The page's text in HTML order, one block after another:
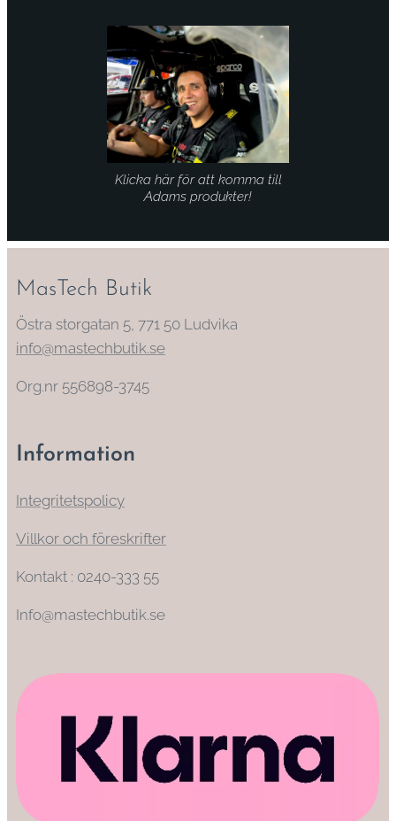
Klicka här för att komma till
Adams produkter!
MasTech Butik
Östra storgatan 5, 771 50 Ludvika
info@mastechbutik.se
Org.nr 556898-3745
Information
Integritetspolicy
Villkor och föreskrifter
Kontakt : 0240-333 55
Info@mastechbutik.se